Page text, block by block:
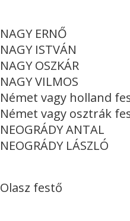
NAGY ERNŐ
NAGY ISTVÁN
NAGY OSZKÁR
NAGY VILMOS
Német vagy holland
Német vagy osztrák
NEOGRÁDY ANTAL
NEOGRÁDY LÁSZLÓ
Olasz festő